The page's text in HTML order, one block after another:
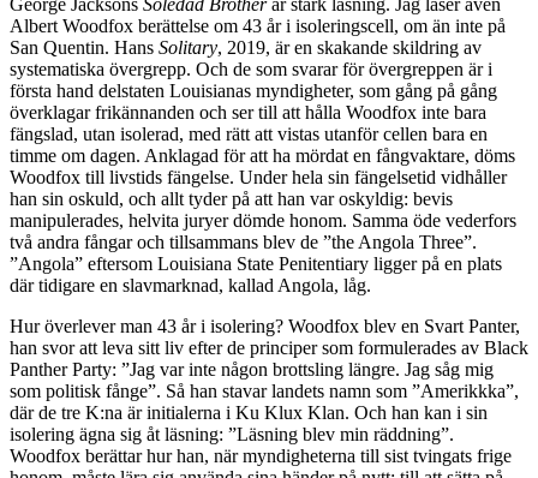
George Jacksons Soledad Brotherär stark läsning. Jag läser även
Albert Woodfox berättelse om 43 år i isoleringscell, om än inte på
San Quentin. Hans Solitary, 2019, är en skakande skildring av
systematiska övergrepp. Och de som svarar för övergreppen är i
första hand delstaten Louisianas myndigheter, som gång på gång
överklagar frikännanden och ser till att hålla Woodfox inte bara
fängslad, utan isolerad, med rätt att vistas utanför cellen bara en
timme om dagen. Anklagad för att ha mördat en fångvaktare, döms
Woodfox till livstids fängelse. Under hela sin fängelsetid vidhåller
han sin oskuld, och allt tyder på att han var oskyldig: bevis
manipulerades, helvita juryer dömde honom. Samma öde vederfors
två andra fångar och tillsammans blev de ”the Angola Three”.
”Angola” eftersom Louisiana State Penitentiary ligger på en plats
där tidigare en slavmarknad, kallad Angola, låg.
Hur överlever man 43 år i isolering? Woodfox blev en Svart Panter,
han svor att leva sitt liv efter de principer som formulerades av Black
Panther Party: ”Jag var inte någon brottsling längre. Jag såg mig
som politisk fånge”. Så han stavar landets namn som ”Amerikkka”,
där de tre K:na är initialerna i Ku Klux Klan. Och han kan i sin
isolering ägna sig åt läsning: ”Läsning blev min räddning”.
Woodfox berättar hur han, när myndigheterna till sist tvingats frige